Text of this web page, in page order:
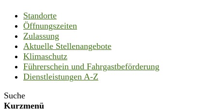
Standorte
Öffnungszeiten
Zulassung
Aktuelle Stellenangebote
Klimaschutz
Führerschein und Fahrgastbeförderung
Dienstleistungen A-Z
Suche
Kurzmenü